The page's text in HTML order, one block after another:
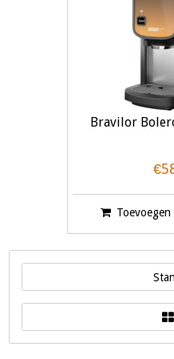
Bravilor